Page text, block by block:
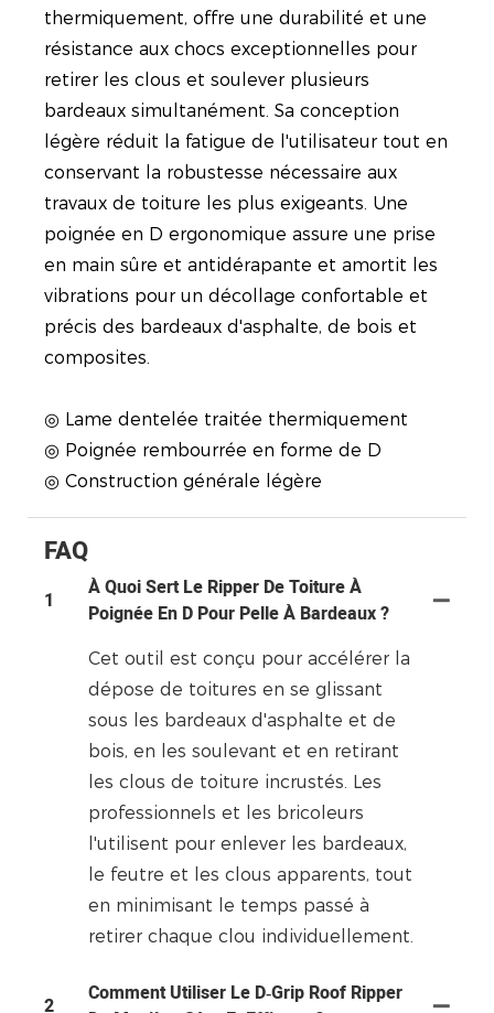
thermiquement, offre une durabilité et une
résistance aux chocs exceptionnelles pour
retirer les clous et soulever plusieurs
bardeaux simultanément. Sa conception
légère réduit la fatigue de l'utilisateur tout en
conservant la robustesse nécessaire aux
travaux de toiture les plus exigeants. Une
poignée en D ergonomique assure une prise
en main sûre et antidérapante et amortit les
vibrations pour un décollage confortable et
précis des bardeaux d'asphalte, de bois et
composites.
◎ Lame dentelée traitée thermiquement
◎ Poignée rembourrée en forme de D
◎ Construction générale légère
FAQ
1
À Quoi Sert Le Ripper De Toiture À
Poignée En D Pour Pelle À Bardeaux ?
Cet outil est conçu pour accélérer la
dépose de toitures en se glissant
sous les bardeaux d'asphalte et de
bois, en les soulevant et en retirant
les clous de toiture incrustés. Les
professionnels et les bricoleurs
l'utilisent pour enlever les bardeaux,
le feutre et les clous apparents, tout
en minimisant le temps passé à
retirer chaque clou individuellement.
2
Comment Utiliser Le D‑Grip Roof Ripper